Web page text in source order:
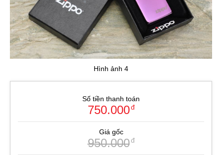
Hình ảnh 4
Số tiền thanh toán
750.000đ
Giá gốc
950.000đ